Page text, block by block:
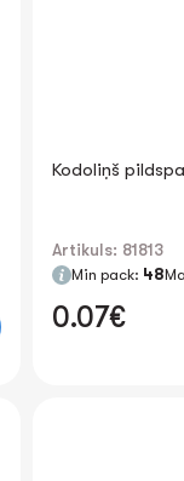
Kodoliņš
Artikuls: 81813
Min pack: 48
0.07€